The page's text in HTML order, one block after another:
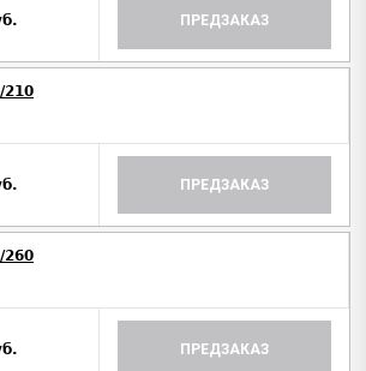
ПРЕДЗАКАЗ
210
ПРЕДЗАКАЗ
260
ПРЕДЗАКАЗ